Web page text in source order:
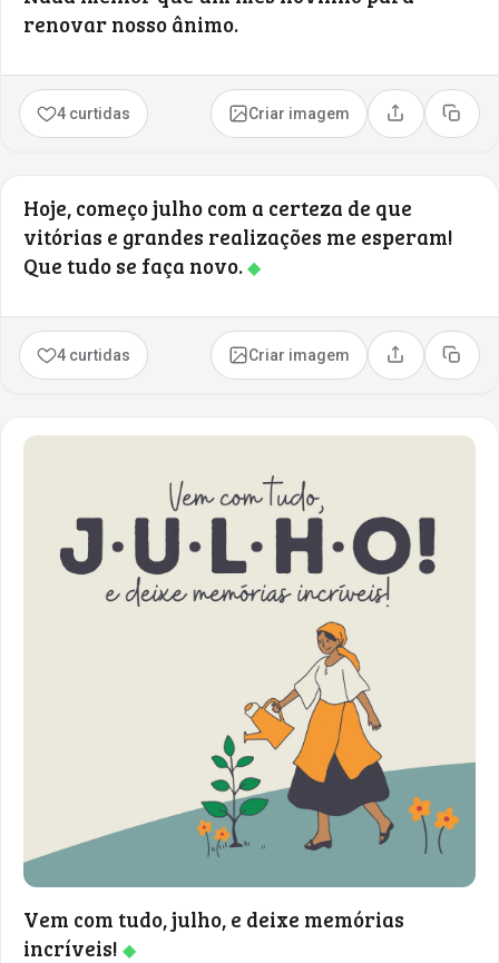
renovar nosso ânimo.
4 curtidas Criar imagem Compartilhar
Copiar
Hoje, começo julho com a certeza de que
vitórias e grandes realizações me esperam!
Que tudo se faça novo.◆
4 curtidas Criar imagem Compartilhar
Copiar
Vem com tudo, julho, e deixe memórias
incríveis! ◆